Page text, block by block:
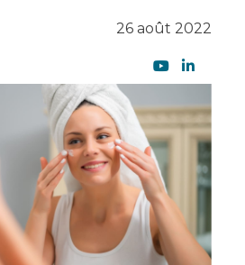
26 août 2022